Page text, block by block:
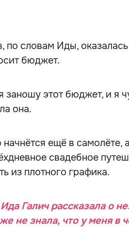
по словам Иды,
бюджет.
заношу этот бюджет, и я
она.
ещё в самолёте,
свадебное
из плотного графика.
Ида Галич рассказала о
не знала, что у меня в